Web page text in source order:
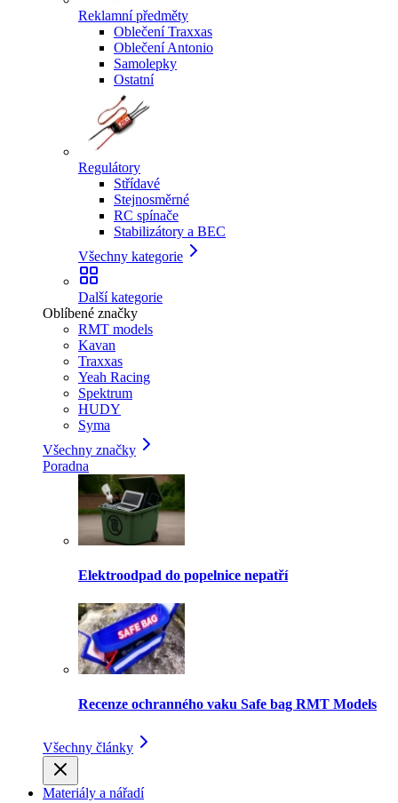
Reklamní předměty
Oblečení Traxxas
Oblečení Antonio
Samolepky
Ostatní
Regulátory
Střídavé
Stejnosměrné
RC spínače
Stabilizátory a BEC
Všechny kategorie
Další kategorie
Oblíbené značky
RMT models
Kavan
Traxxas
Yeah Racing
Spektrum
HUDY
Syma
Všechny značky
Poradna
Elektroodpad do popelnice nepatří
Recenze ochranného vaku Safe bag RMT Models
Všechny články
Materiály a nářadí